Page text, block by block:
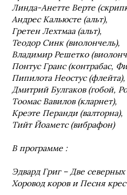
Линда-Анетте Верте
Aндрес Кальюсте (альт),
Гретен Лехтмаа (альт),
Теодор Синк (виолончель),
Владимир Решетко
Понтус Гранс (контрабас,
Пипилота Неостус (флейта),
Дмитрий Булгаков (гобой,
Tоомас Вавилов (кларнет),
Креэте Перанди (валторна),
Tийт Йоаметс (вибрафон)
В программе :
Эдвард Григ – Две
Хоровод коров и Песня